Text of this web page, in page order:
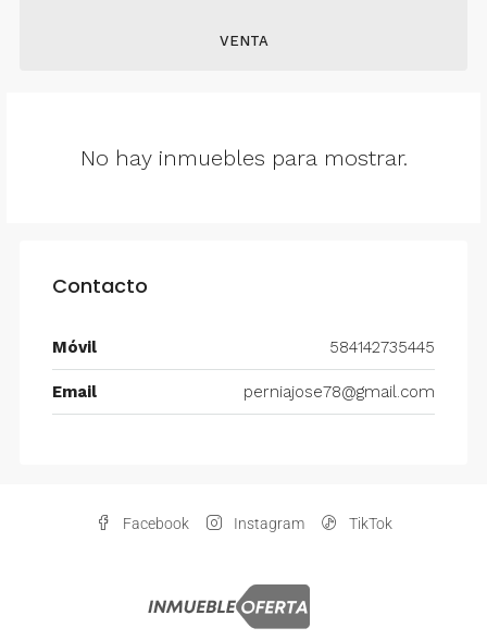
VENTA
No hay inmuebles para mostrar.
Contacto
Móvil 584142735445
Email perniajose78@gmail.com
Facebook Instagram TikTok